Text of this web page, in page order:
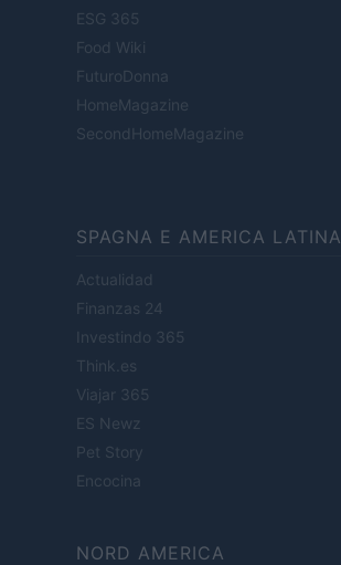
ESG 365
Food Wiki
FuturoDonna
HomeMagazine
SecondHomeMagazine
SPAGNA E AMERICA LATINA
Actualidad
Finanzas 24
Investindo 365
Think.es
Viajar 365
ES Newz
Pet Story
Encocina
NORD AMERICA